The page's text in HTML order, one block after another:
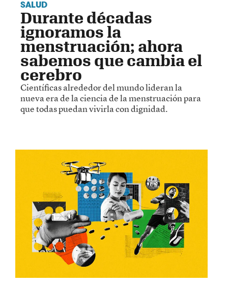
SALUD
Durante décadas
ignoramos la
menstruación; ahora
sabemos que cambia el
cerebro
Científicas alrededor del mundo lideran la
nueva era de la ciencia de la menstruación para
que todas puedan vivirla con dignidad.